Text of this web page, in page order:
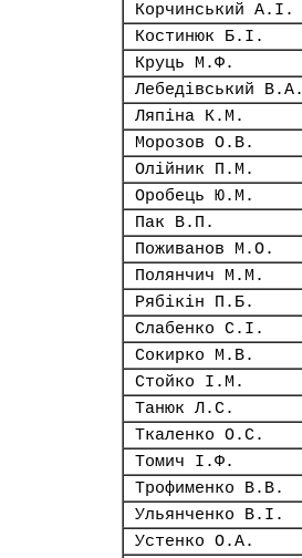
Корчинський А.І.
Костинюк Б.І.
Круць М.Ф.
Лебедівський В.А.
Ляпіна К.М.
Морозов О.В.
Олійник П.М.
Оробець Ю.М.
Пак В.П.
Поживанов М.О.
Полянчич М.М.
Рябікін П.Б.
Слабенко С.І.
Сокирко М.В.
Стойко І.М.
Танюк Л.С.
Ткаленко О.С.
Томич І.Ф.
Трофименко В.В.
Ульянченко В.І.
Устенко О.А.